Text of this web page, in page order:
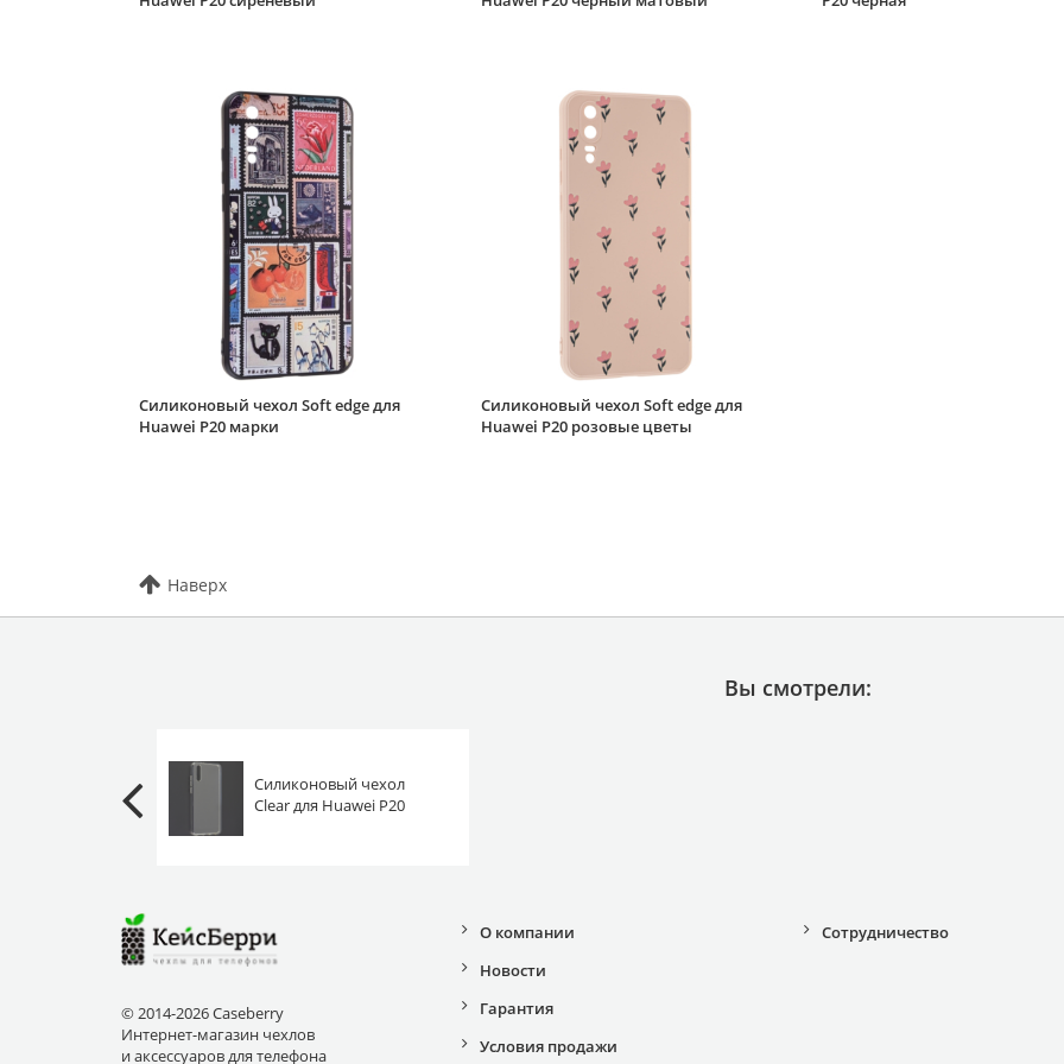
Силиконовый чехол Soft edge для
Huawei P20 марки
Силиконовый чехол Soft edge для
Huawei P20 розовые цветы
Наверх
Вы смотрели:
Силиконовый чехол
Clear для Huawei P20
© 2014-2026 Caseberry
Интернет-магазин чехлов
и аксессуаров для телефона
О компании
Новости
Гарантия
Условия продажи
Сотрудничество